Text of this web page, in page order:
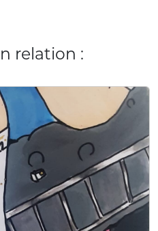
relation :